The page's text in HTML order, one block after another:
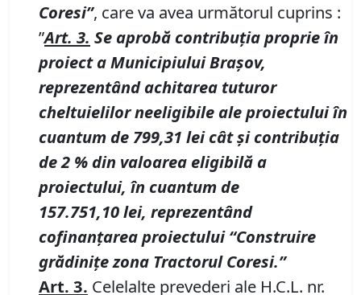
Coresi”, care va avea următorul cuprins :
”Art. 3. Se aprobă contribuția proprie în
proiect a Municipiului Brașov,
reprezentând achitarea tuturor
cheltuielilor neeligibile ale proiectului în
cuantum de 799,31 lei cât și contribuția
de2 % din valoarea eligibilă a
proiectului, în cuantum de
157.751,10lei, reprezentând
cofinanțarea proiectului“Construire
grădinițe zona Tractorul Coresi.”
Art. 3. Celelalte prevederi ale H.C.L. nr.